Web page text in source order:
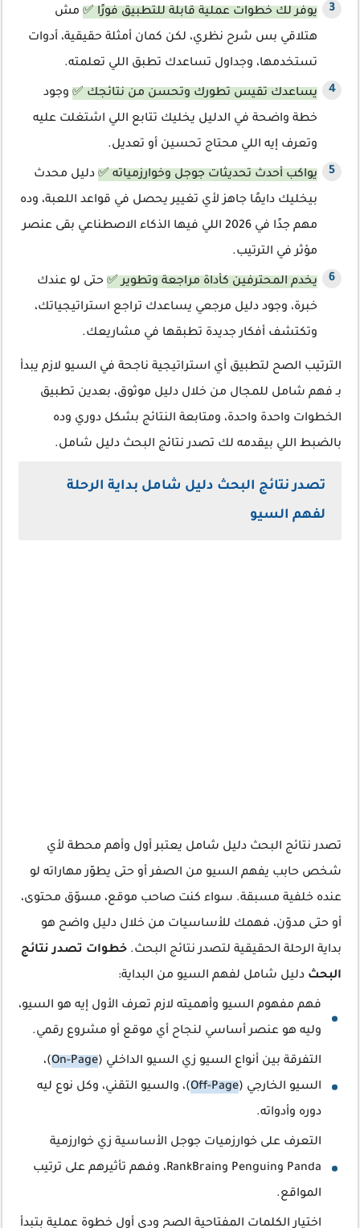
يوفر لك خطوات عملية قابلة للتطبيق فورًا ✅ مش
هتلاقي بس شرح نظري، لكن كمان أمثلة حقيقية، أدوات
تستخدمها، وجداول تساعدك تطبق اللي تعلمته.
يساعدك تقيس تطورك وتحسن من نتائجك ✅ وجود
خطة واضحة في الدليل يخليك تتابع اللي اشتغلت عليه
وتعرف إيه اللي محتاج تحسين أو تعديل.
يواكب أحدث تحديثات جوجل وخوارزمياته ✅ دليل محدث
بيخليك دايمًا جاهز لأي تغيير يحصل في قواعد اللعبة، وده
مهم جدًا في 2026 اللي فيها الذكاء الاصطناعي بقى عنصر
مؤثر في الترتيب.
يخدم المحترفين كأداة مراجعة وتطوير ✅ حتى لو عندك
خبرة، وجود دليل مرجعي يساعدك تراجع استراتيجياتك،
وتكتشف أفكار جديدة تطبقها في مشاريعك.
الترتيب الصح لتطبيق أي استراتيجية ناجحة في السيو لازم يبدأ
بـ فهم شامل للمجال من خلال دليل موثوق، بعدين تطبيق
الخطوات واحدة واحدة، ومتابعة النتائج بشكل دوري وده
بالضبط اللي بيقدمه لك تصدر نتائج البحث دليل شامل.
تصدر نتائج البحث دليل شامل بداية الرحلة
لفهم السيو
تصدر نتائج البحث دليل شامل يعتبر أول وأهم محطة لأي
شخص حابب يفهم السيو من الصفر أو حتى يطوّر مهاراته لو
عنده خلفية مسبقة. سواء كنت صاحب موقع، مسوّق محتوى،
أو حتى مدوّن، فهمك للأساسيات من خلال دليل واضح هو
بداية الرحلة الحقيقية لتصدر نتائج البحث. خطوات تصدر نتائج
البحث دليل شامل لفهم السيو من البداية:
فهم مفهوم السيو وأهميته لازم تعرف الأول إيه هو السيو،
وليه هو عنصر أساسي لنجاح أي موقع أو مشروع رقمي.
التفرقة بين أنواع السيو زي السيو الداخلي (On-Page)،
السيو الخارجي (Off-Page)، والسيو التقني، وكل نوع ليه
دوره وأدواته.
التعرف على خوارزميات جوجل الأساسية زي خوارزمية
Panda وPenguin وRankBrain، وفهم تأثيرهم على ترتيب
المواقع.
اختيار الكلمات المفتاحية الصح ودي أول خطوة عملية بتبدأ